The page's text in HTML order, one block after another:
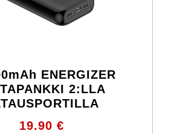
ENERGIZER
2:LLA
19.90 €